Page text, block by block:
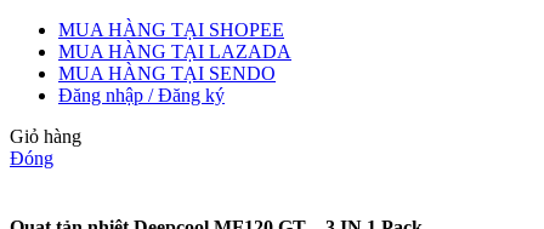
MUA HÀNG TẠI SHOPEE
MUA HÀNG TẠI LAZADA
MUA HÀNG TẠI SENDO
Đăng nhập / Đăng ký
Giỏ hàng
Đóng